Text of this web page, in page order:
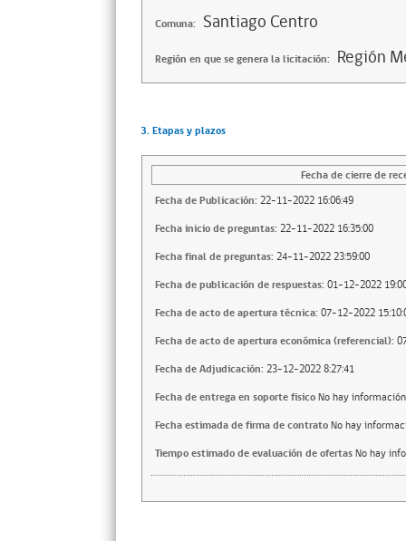
Comuna: Santiago Centro
Región en que se genera la licitación: Región
3. Etapas y plazos
Fecha de cierre de
Fecha de Publicación: 22-11-2022 16:06:49
Fecha inicio de preguntas: 22-11-2022 16:35:00
Fecha final de preguntas: 24-11-2022 23:59:00
Fecha de publicación de respuestas: 01-12-2022
Fecha de acto de apertura técnica: 07-12-2022
Fecha de acto de apertura económica (referencial):
Fecha de Adjudicación: 23-12-2022 8:27:41
Fecha de entrega en soporte fisicoNo hay información
Fecha estimada de firma de contratoNo hay
Tiempo estimado de evaluación de ofertasNo hay